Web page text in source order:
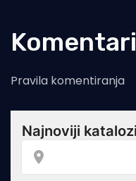
Komentari
Pravila komentiranja